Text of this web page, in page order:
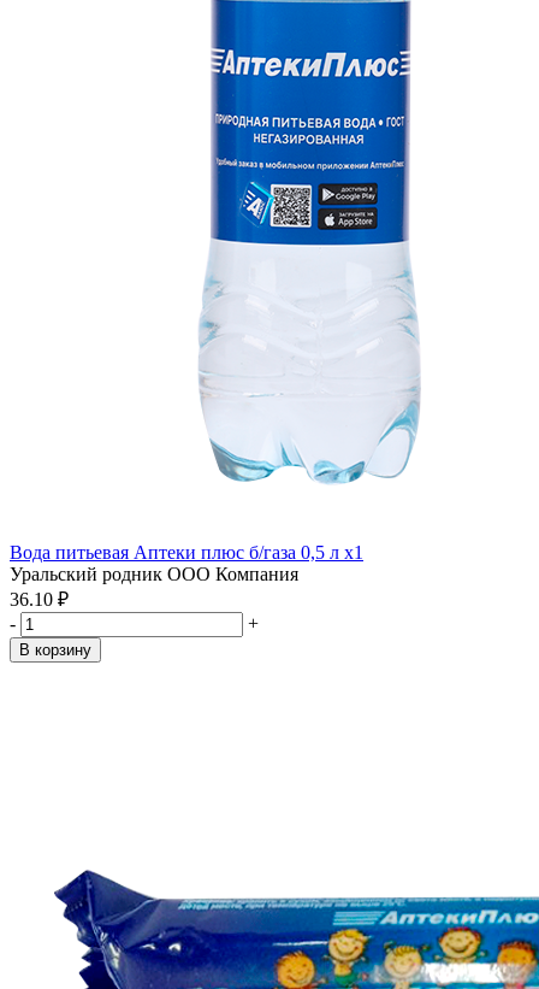
Вода питьевая Аптеки плюс б/газа 0,5 л x1
Уральский родник ООО Компания
36.10 ₽
-
+
В корзину